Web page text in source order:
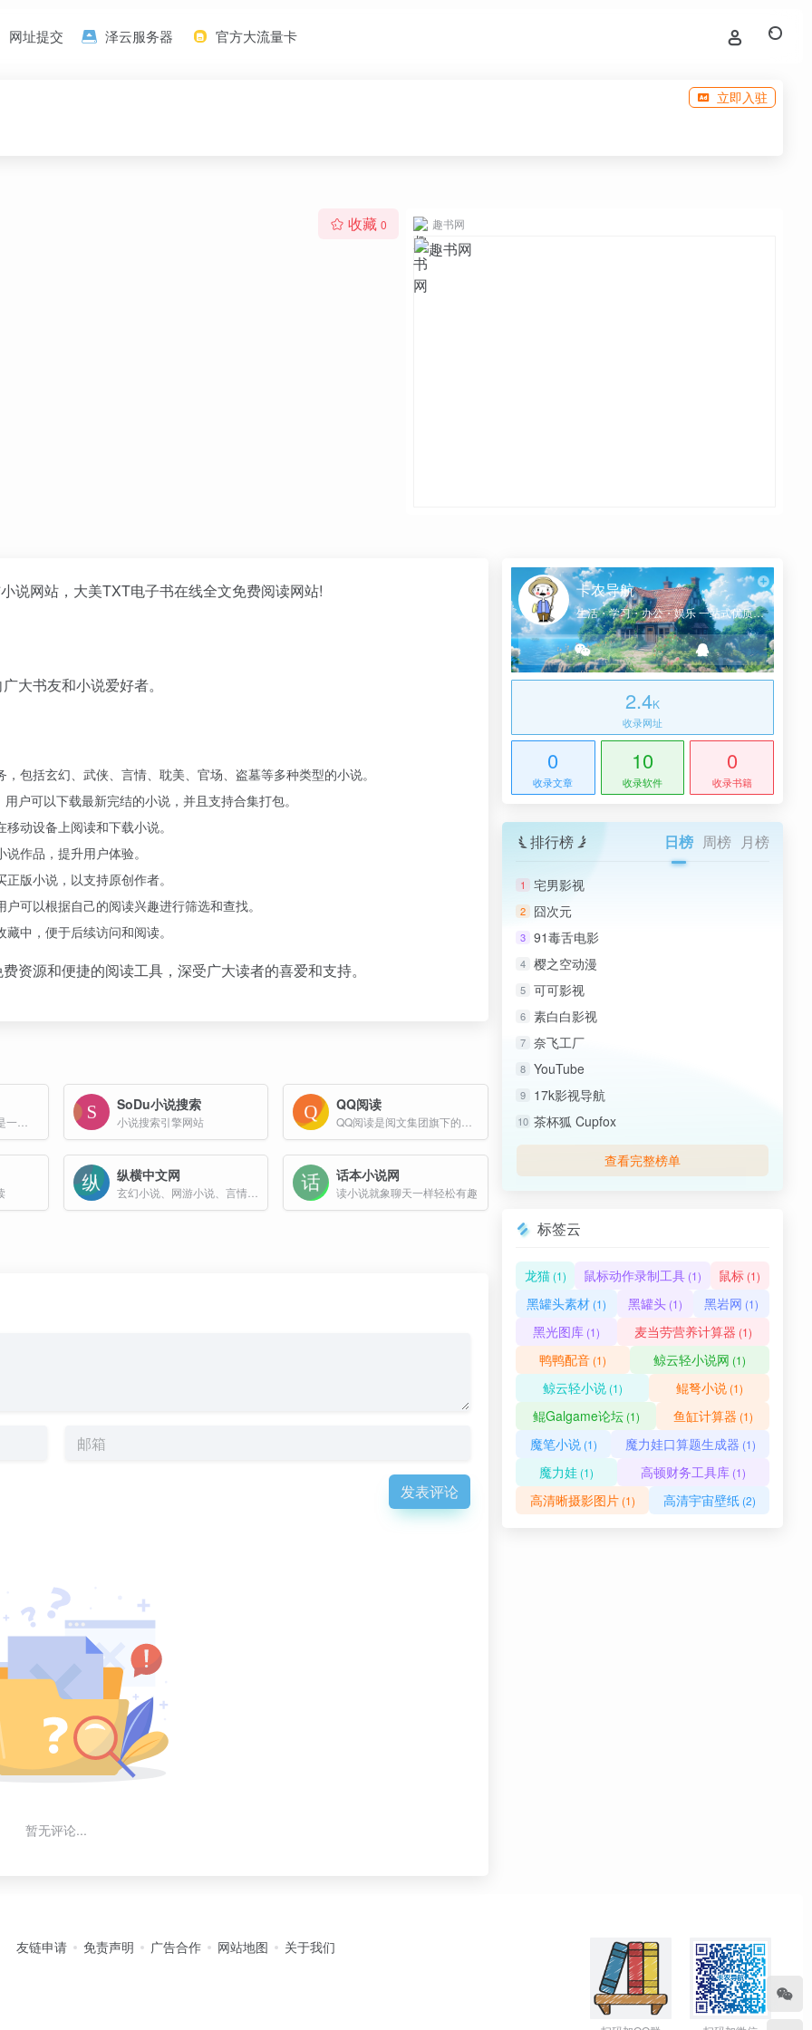
网址提交 泽云服务器 官方大流量卡
立即入驻
收藏 0 趣书网
说网站，大美TXT电子书在线全文免费阅读网站!
大书友和小说爱好者。
包括玄幻、武侠、言情、耽美、官场、盗墓等多种类型的小说。
户可以下载最新完结的小说，并且支持合集打包。
动设备上阅读和下载小说。
作品，提升用户体验。
版小说，以支持原创作者。
可以根据自己的阅读兴趣进行筛选和查找。
中，便于后续访问和阅读。
资源和便捷的阅读工具，深受广大读者的喜爱和支持。
iRead趣读-故事盐选是一个提供免费阅读知乎盐选故事的平台，用户可以通过该平台获取高质量的短篇小说内容，无需开通知乎会员即可享受会员用户的阅读体验。
SoDu小说搜索
小说搜索引擎网站
QQ阅读
纵横中文网
玄幻小说、网游小说、言情小说、穿越小说、都市小说
话本小说网
读小说就象聊天一样轻松有趣
发表评论
暂无评论...
卡农导航
生活・学习・办公・娱乐 一站式优质网址导航
2.4K
收录网址
0
收录文章
10
收录软件
0
收录书籍
排行榜 日榜 周榜 月榜
1 宅男影视
2 囧次元
3 91毒舌电影
4 樱之空动漫
5 可可影视
6 素白白影视
7 奈飞工厂
8 YouTube
9 17k影视导航
10 茶杯狐 Cupfox
查看完整榜单
标签云
龙猫(1) 鼠标动作录制工具(1) 鼠标 (1)
黑罐头素材 (1) 黑罐头 (1) 黑岩网 (1)
黑光图库 (1) 麦当劳营养计算器 (1)
鸭鸭配音 (1) 鲸云轻小说网 (1)
鲸云轻小说(1) 鲲弩小说(1)
鲲Galgame论坛(1) 鱼缸计算器 (1)
魔笔小说(1) 魔力娃口算题生成器 (1)
魔力娃 (1) 高顿财务工具库 (1)
高清晰摄影图片(1) 高清宇宙壁纸(2)
友链申请 免责声明 广告合作 网站地图 关于我们